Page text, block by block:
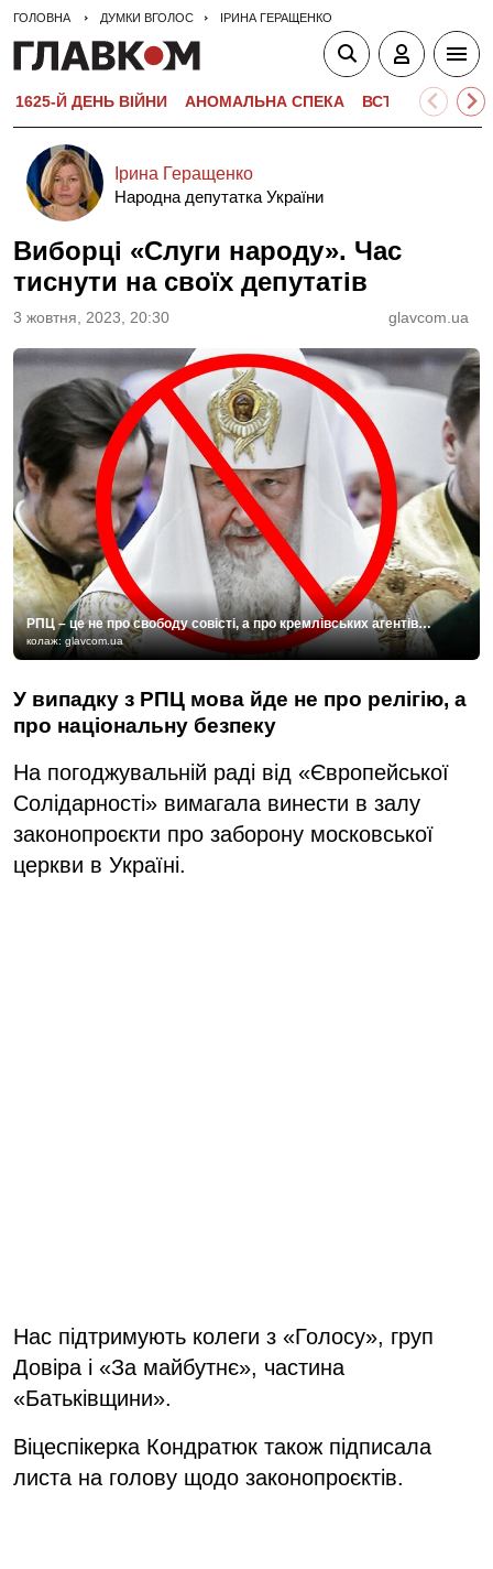
ГОЛОВНА ДУМКИ ВГОЛОС ІРИНА ГЕРАЩЕНКО
1625-Й ДЕНЬ ВІЙНИ АНОМАЛЬНА СПЕКА ВСТУПНА
Ірина Геращенко
Народна депутатка України
Виборці «Слуги народу». Час
тиснути на своїх депутатів
3 жовтня, 2023, 20:30 glavcom.ua
РПЦ – це не про свободу совісті, а про кремлівських агентів…
колаж: glavcom.ua
У випадку з РПЦ мова йде не про релігію, а
про національну безпеку
На погоджувальній раді від «Європейської
Солідарності» вимагала винести в залу
законопроєкти про заборону московської
церкви в Україні.
Нас підтримують колеги з «Голосу», груп
Довіра і «За майбутнє», частина
«Батьківщини».
Віцеспікерка Кондратюк також підписала
листа на голову щодо законопроєктів.